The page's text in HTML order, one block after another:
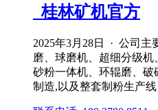
_桂林矿机官方
2025年3月28日 · 公司主
磨、球磨机、超细分级机
砂粉一体机、环辊磨、
制造,以及整套制粉生产线